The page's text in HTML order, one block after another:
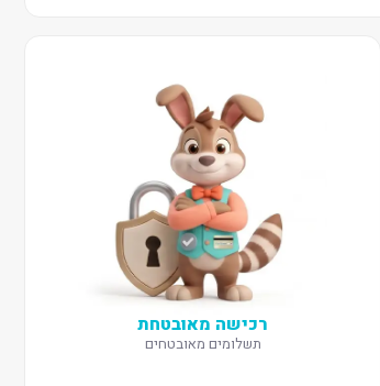
רכישה מאובטחת
תשלומים מאובטחים